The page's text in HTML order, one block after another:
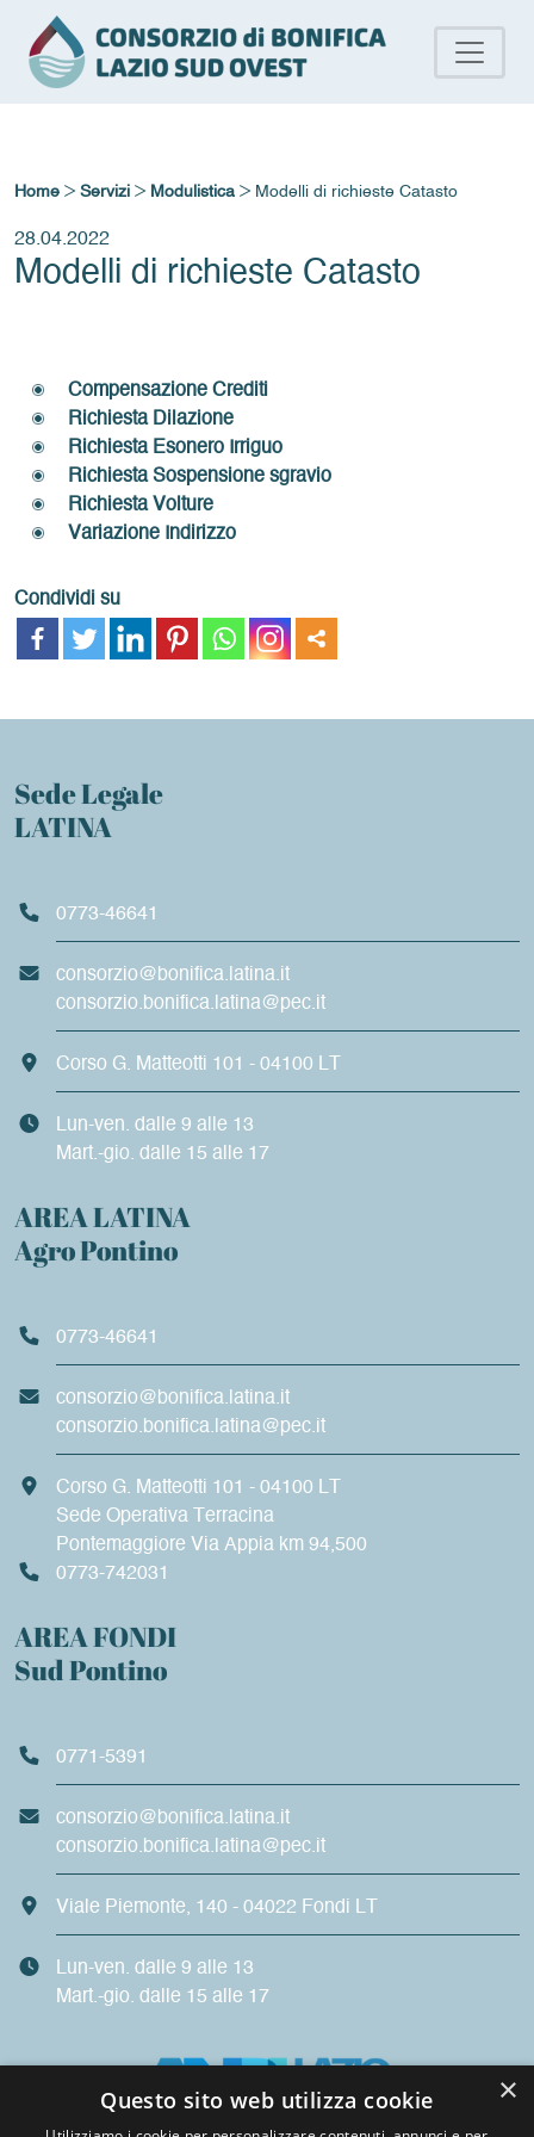
Home > Servizi > Modulistica > Modelli di richieste Catasto
28.04.2022
Modelli di richieste Catasto
Compensazione Crediti
Richiesta Dilazione
Richiesta Esonero Irriguo
Richiesta Sospensione sgravio
Richiesta Volture
Variazione Indirizzo
Condividi su
Sede Legale
LATINA
0773-46641
consorzio@bonifica.latina.it
consorzio.bonifica.latina@pec.it
Corso G. Matteotti 101 - 04100 LT
Lun-ven. dalle 9 alle 13
Mart.-gio. dalle 15 alle 17
AREA LATINA
Agro Pontino
0773-46641
consorzio@bonifica.latina.it
consorzio.bonifica.latina@pec.it
Corso G. Matteotti 101 - 04100 LT
Sede Operativa Terracina
Pontemaggiore Via Appia km 94,500
0773-742031
AREA FONDI
Sud Pontino
0771-5391
consorzio@bonifica.latina.it
consorzio.bonifica.latina@pec.it
Viale Piemonte, 140 - 04022 Fondi LT
Lun-ven. dalle 9 alle 13
Mart.-gio. dalle 15 alle 17
×
Questo sito web utilizza cookie